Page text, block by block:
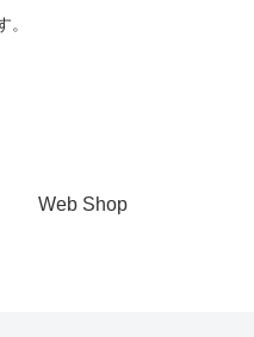
Web Shop